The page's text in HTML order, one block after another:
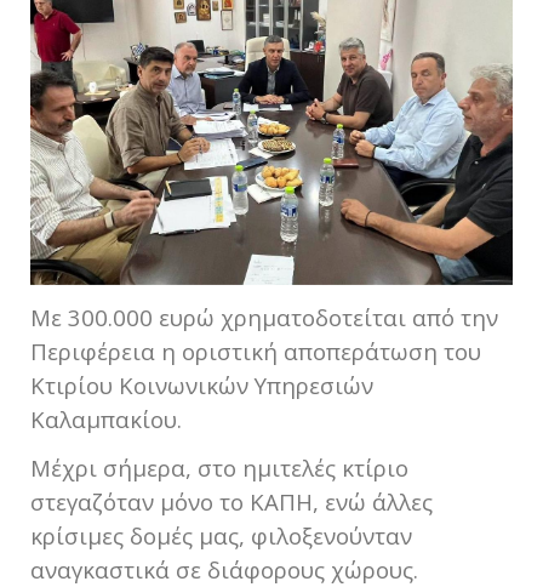
Με 300.000 ευρώ χρηματοδοτείται από την
Περιφέρεια η οριστική αποπεράτωση του
Κτιρίου Κοινωνικών Υπηρεσιών
Καλαμπακίου.
Μέχρι σήμερα, στο ημιτελές κτίριο
στεγαζόταν μόνο το ΚΑΠΗ, ενώ άλλες
κρίσιμες δομές μας, φιλοξενούνταν
αναγκαστικά σε διάφορους χώρους.